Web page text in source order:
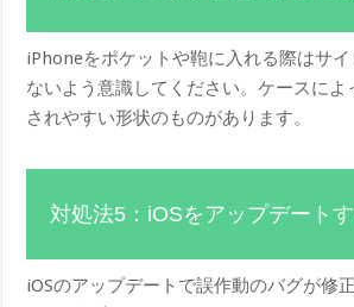
iPhoneをポケットや鞄に入れる際はサ
ないよう意識してください。ケースによ
されやすい形状のものがあります。
対処法5：iOSをアップデート
iOSのアップデートで誤作動のバグが修